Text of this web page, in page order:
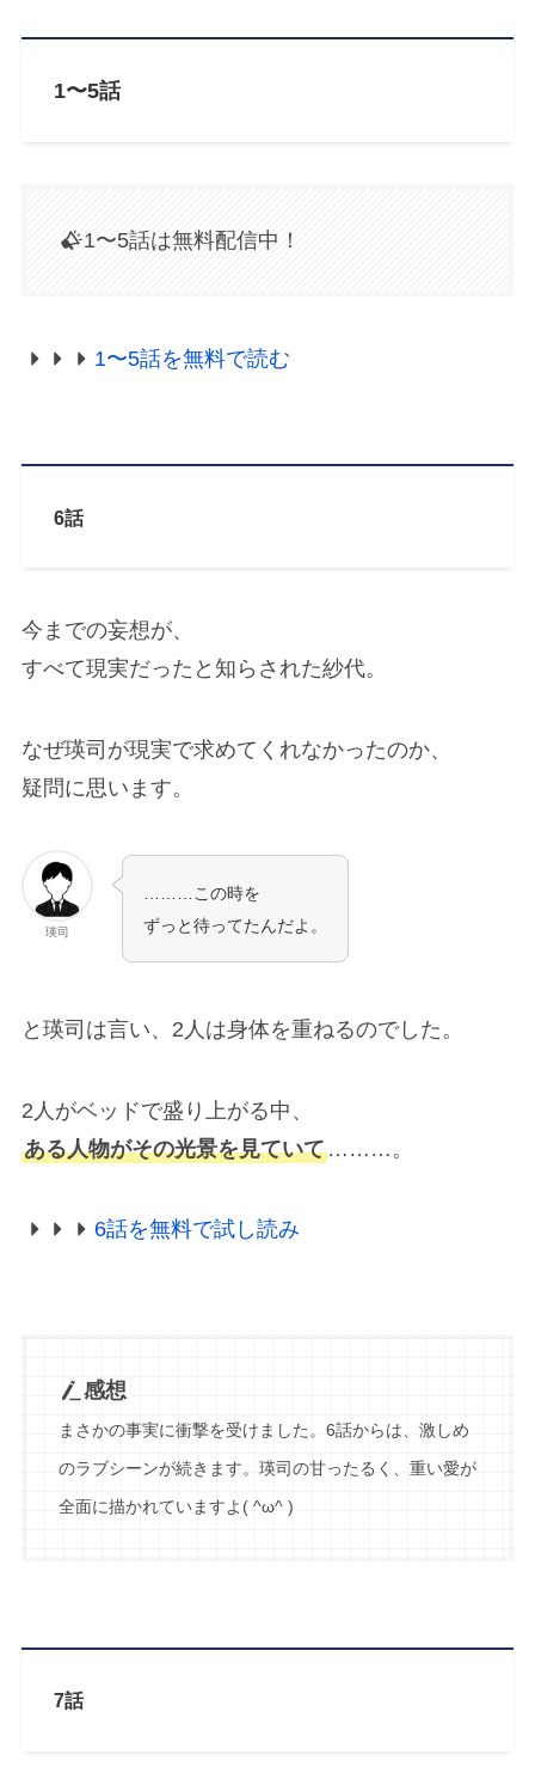
1〜5話
1〜5話は無料配信中！
1〜5話を無料で読む
6話
今までの妄想が、
すべて現実だったと知らされた紗代。
なぜ瑛司が現実で求めてくれなかったのか、
疑問に思います。
瑛司
………この時を
ずっと待ってたんだよ。
と瑛司は言い、2人は身体を重ねるのでした。
2人がベッドで盛り上がる中、
ある人物がその光景を見ていて………。
6話を無料で試し読み
感想
まさかの事実に衝撃を受けました。6話からは、激しめ
のラブシーンが続きます。瑛司の甘ったるく、重い愛が
全面に描かれていますよ( ^ω^ )
7話